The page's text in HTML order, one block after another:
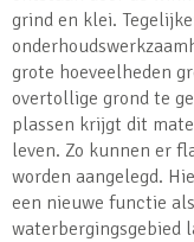
grind en klei.
grote hoeveelheden
overtollige grond te
plassen krijgt dit
leven. Zo kunnen er
worden aangelegd.
een nieuwe functie
waterbergingsgebied